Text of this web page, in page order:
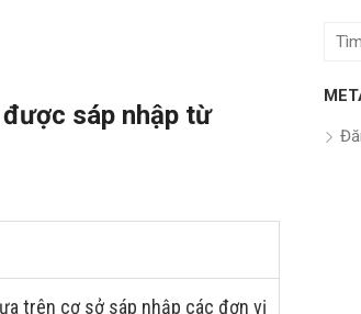
sáp nhập từ
trên cơ sở sáp nhập các đơn vị
Tìm
quả